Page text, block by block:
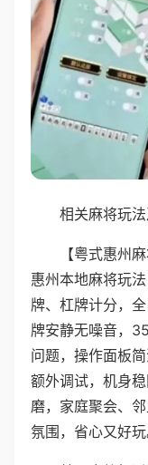
相关麻将玩
【粤式惠州
惠州本地麻将玩
牌、杠牌计分，
牌安静无噪音，
问题，操作面板
额外调试，机身
磨，家庭聚会、
氛围，省心又好玩